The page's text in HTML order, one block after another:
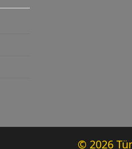
© 2026